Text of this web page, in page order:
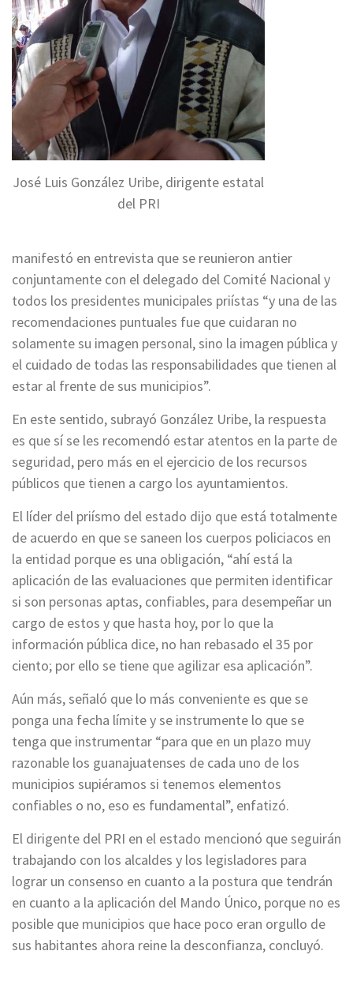
José Luis González Uribe, dirigente estatal
del PRI
manifestó en entrevista que se reunieron antier
conjuntamente con el delegado del Comité Nacional y
todos los presidentes municipales priístas “y una de las
recomendaciones puntuales fue que cuidaran no
solamente su imagen personal, sino la imagen pública y
el cuidado de todas las responsabilidades que tienen al
estar al frente de sus municipios”.
En este sentido, subrayó González Uribe, la respuesta
es que sí se les recomendó estar atentos en la parte de
seguridad, pero más en el ejercicio de los recursos
públicos que tienen a cargo los ayuntamientos.
El líder del priísmo del estado dijo que está totalmente
de acuerdo en que se saneen los cuerpos policiacos en
la entidad porque es una obligación, “ahí está la
aplicación de las evaluaciones que permiten identificar
si son personas aptas, confiables, para desempeñar un
cargo de estos y que hasta hoy, por lo que la
información pública dice, no han rebasado el 35 por
ciento; por ello se tiene que agilizar esa aplicación”.
Aún más, señaló que lo más conveniente es que se
ponga una fecha límite y se instrumente lo que se
tenga que instrumentar “para que en un plazo muy
razonable los guanajuatenses de cada uno de los
municipios supiéramos si tenemos elementos
confiables o no, eso es fundamental”, enfatizó.
El dirigente del PRI en el estado mencionó que seguirán
trabajando con los alcaldes y los legisladores para
lograr un consenso en cuanto a la postura que tendrán
en cuanto a la aplicación del Mando Único, porque no es
posible que municipios que hace poco eran orgullo de
sus habitantes ahora reine la desconfianza, concluyó.